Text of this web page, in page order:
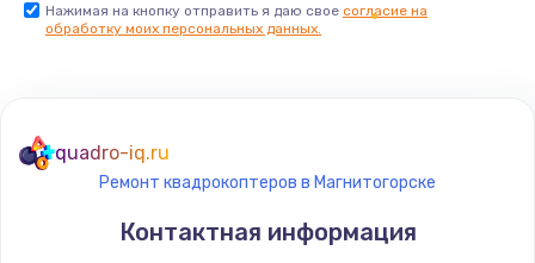
Нажимая на кнопку отправить я даю свое согласие на
обработку моих персональных данных.
quadro-iq.ru
Ремонт квадрокоптеров в Магнитогорске
Контактная информация